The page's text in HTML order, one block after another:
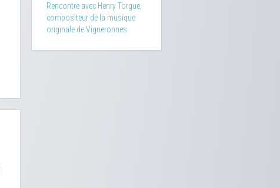
Rencontre avec Henry Torgue,
compositeur de la musique
originale de Vigneronnes